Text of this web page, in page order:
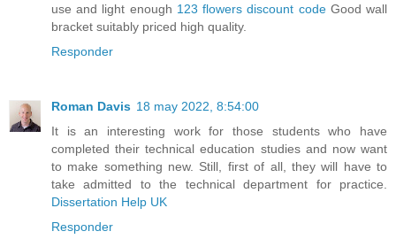
use and light enough 123 flowers discount codeGood wall
bracket suitably priced high quality.
Responder
Roman Davis 18 may 2022, 8:54:00
It is an interesting work for those students who have
completed their technical education studies and now want
to make something new. Still, first of all, they will have to
take admitted to the technical department for practice.
Dissertation Help UK
Responder